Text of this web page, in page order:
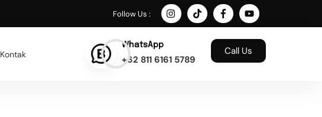
Follow Us :
Kontak
WhatsApp
+62 811 6161 5789
Call Us